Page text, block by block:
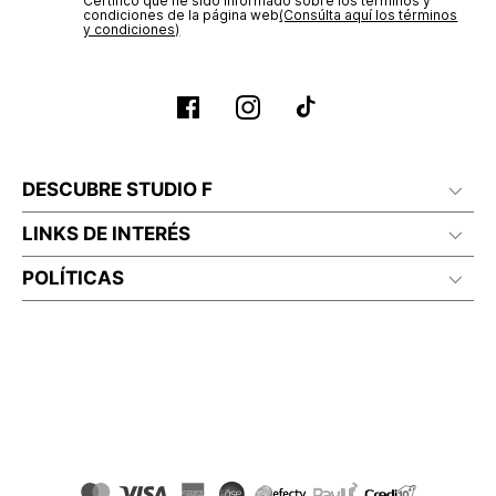
condiciones de la página web‎(Consúlta aquí los términos
y condiciones)
DESCUBRE STUDIO F
LINKS DE INTERÉS
POLÍTICAS